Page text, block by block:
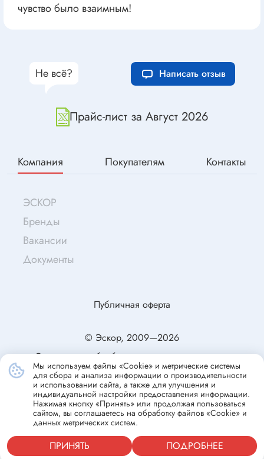
чувство было взаимным!
Прайс-лист за Август 2026
Не всё? Написать отзыв
Компания Покупателям Контакты
ЭСКОР
Бренды
Вакансии
Документы
© Эскор, 2009—2026
Согласие на обработку персональных данных
Политика конфиденциальности
Публичная оферта
Мы используем файлы «Cookie» и метрические системы
для сбора и анализа информации о производительности
и использовании сайта, а также для улучшения и
индивидуальной настройки предоставления информации.
Нажимая кнопку «Принять» или продолжая пользоваться
сайтом, вы соглашаетесь на обработку файлов «Cookie» и
данных метрических систем.
ПРИНЯТЬ ПОДРОБНЕЕ